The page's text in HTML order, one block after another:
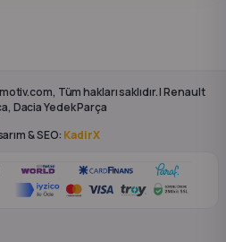
Tüm hakları saklıdır. | Renault
Dacia Yedek Parça
& SEO: KadirX